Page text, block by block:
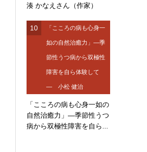
湊 かなえさん（作家）
10 「こころの病も心身一
如の自然治癒力」―季
節性うつ病から双極性
障害を自ら体験して
― 小松 健治
「こころの病も心身一如の
自然治癒力」―季節性うつ
病から双極性障害を自ら...